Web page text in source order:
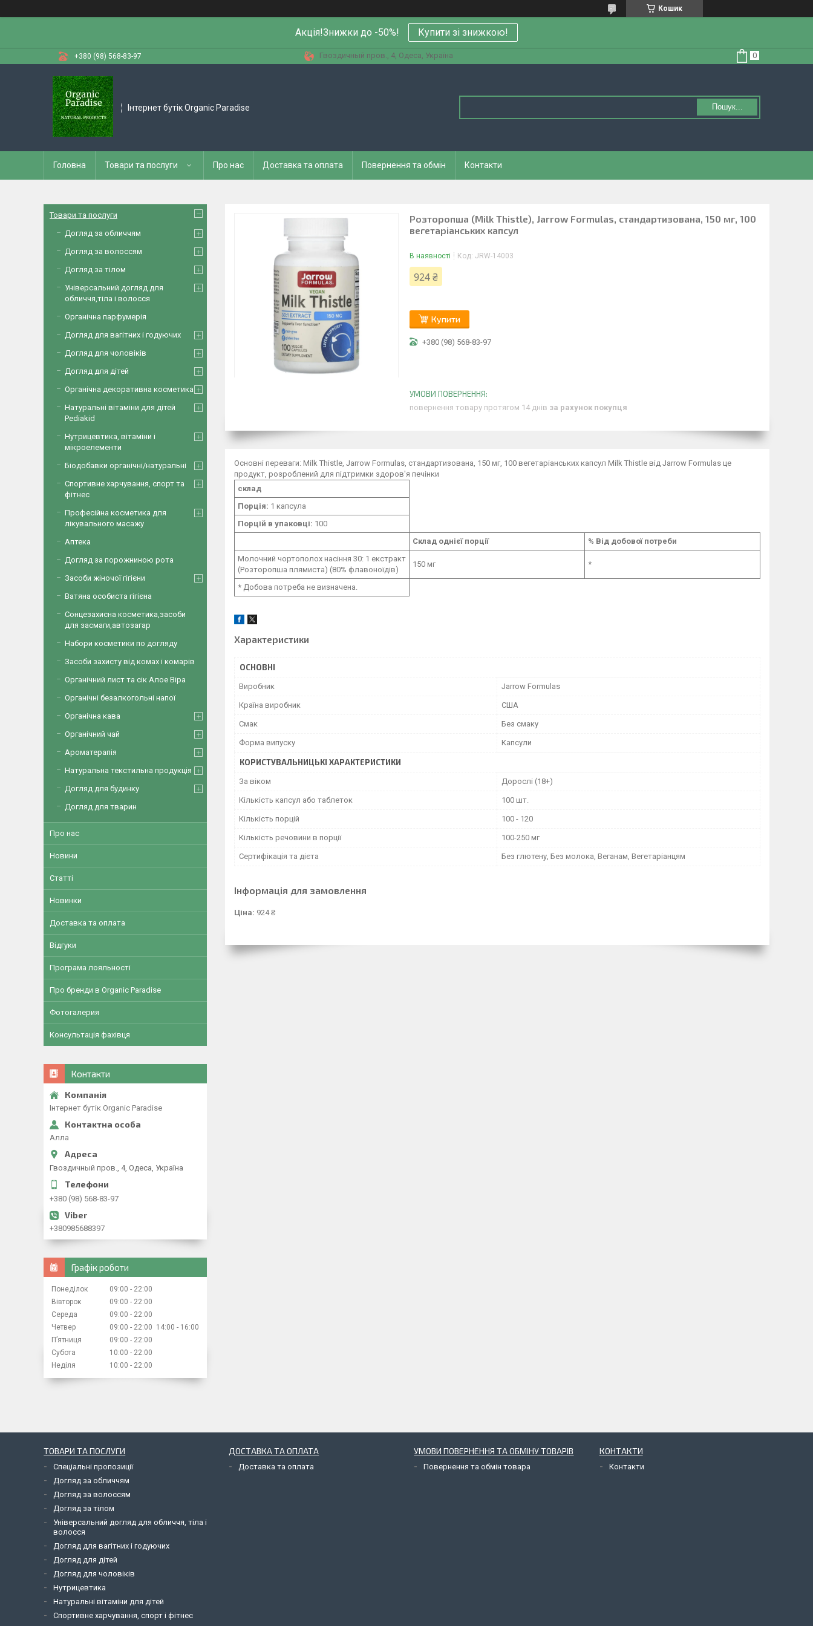
Кошик
Акція!Знижки до -50%! Купити зi знижкою!
+380 (98) 568-83-97 Гвоздичный пров., 4, Одеса, Україна
Інтернет бутік Organic Paradise Пошук...
Головна Товари та послуги Про нас Доставка та оплата Повернення та обмін Контакти
Розторопша (Milk Thistle), Jarrow Formulas, стандартизована, 150 мг, 100
вегетаріанських капсул
В наявності Код: JRW-14003
924 ₴
Купити
+380 (98) 568-83-97
повернення товару протягом 14 днів за рахунок покупця
Основні переваги: Milk Thistle, Jarrow Formulas, стандартизована, 150 мг, 100 вегетаріанських капсул Milk Thistle від Jarrow Formulas це
продукт, розроблений для підтримки здоров'я печінки
склад
Порція: 1 капсула
Порцій в упаковці: 100
Склад однієї порції
% Від добової потреби
Молочний чортополох насіння 30: 1 екстракт
(Розторопша плямиста) (80% флавоноїдів)
150 мг *
* Добова потреба не визначена.
Характеристики
ОСНОВНІ
Виробник Jarrow Formulas
Країна виробник США
Смак Без смаку
Форма випуску Капсули
КОРИСТУВАЛЬНИЦЬКІ ХАРАКТЕРИСТИКИ
За віком Дорослі (18+)
Кількість капсул або таблеток 100 шт.
Кількість порцій 100 - 120
Кількість речовини в порції 100-250 мг
Сертифікація та дієта Без глютену, Без молока, Веганам, Вегетаріанцям
Інформація для замовлення
Ціна: 924 ₴
Товари та послуги
Догляд за обличчям
Догляд за волоссям
Догляд за тілом
Універсальний догляд для
обличчя,тіла і волосся
Органічна парфумерія
Догляд для вагітних і годуючих
Догляд для чоловіків
Догляд для дітей
Органічна декоративна косметика
Натуральні вітаміни для дітей
Pediakid
Нутрицевтика, вітаміни і
мікроелементи
Біодобавки органічні/натуральні
Спортивне харчування, спорт та
фітнес
Професійна косметика для
лікувального масажу
Аптека
Догляд за порожниною рота
Засоби жіночої гігієни
Ватяна особиста гігієна
Сонцезахисна косметика,засоби
для засмаги,автозагар
Набори косметики по догляду
Засоби захисту від комах і комарів
Органічний лист та сік Алое Віра
Органічні безалкогольні напої
Органічна кава
Органічний чай
Ароматерапія
Натуральна текстильна продукція
Догляд для будинку
Догляд для тварин
Про нас
Новини
Статті
Новинки
Доставка та оплата
Відгуки
Програма лояльності
Про бренди в Organic Paradise
Фотогалерия
Консультація фахівця
Контакти
Iнтернет бутiк Organic Paradise
Алла
Гвоздичный пров., 4, Одеса, Україна
+380 (98) 568-83-97
+380985688397
Графік роботи
Понеділок 09:00
22:00
Вівторок
09:00
22:00
Середа
09:00
22:00
Четвер
09:00 22:00 14:00
16:00
Пʼятниця
09:00
22:00
Субота
10:00
22:00
Неділя
10:00 22:00
ТОВАРИ ТА ПОСЛУГИ
Спеціальні пропозиції
Догляд за обличчям
Догляд за волоссям
Догляд за тілом
Універсальний догляд для обличчя, тіла і
волосся
Догляд для вагітних і годуючих
Догляд для дітей
Догляд для чоловіків
Нутрицевтика
Натуральні вітаміни для дітей
Спортивне харчування, спорт і фітнес
ДОСТАВКА ТА ОПЛАТА
Доставка та оплата
УМОВИ ПОВЕРНЕННЯ ТА ОБМІНУ ТОВАРІВ
Повернення та обмін товара
КОНТАКТИ
Контакти